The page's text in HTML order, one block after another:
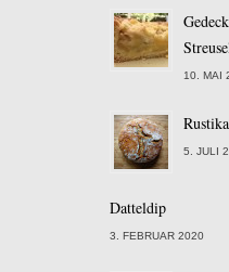
10. MAI
5. JULI
Datteldip
3. FEBRUAR 2020